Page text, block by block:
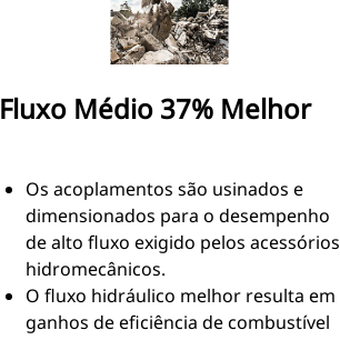
Fluxo Médio 37% Melhor
Os acoplamentos são usinados e
dimensionados para o desempenho
de alto fluxo exigido pelos acessórios
hidromecânicos.
O fluxo hidráulico melhor resulta em
ganhos de eficiência de combustível